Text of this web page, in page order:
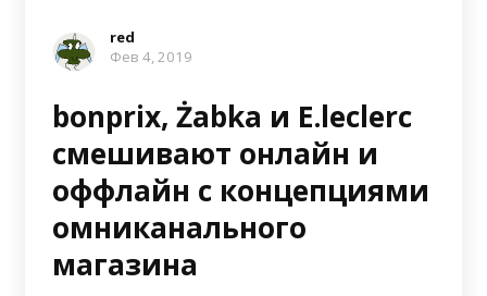
red
Фев 4, 2019
bonprix, Żabka и E.leclerc
смешивают онлайн и
оффлайн с концепциями
омниканального
магазина